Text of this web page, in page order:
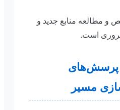
و مطالعه منابع جدید و
است.
پرسش‌های
مسیر